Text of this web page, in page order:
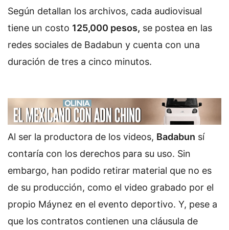
Según detallan los archivos, cada audiovisual
tiene un costo 125,000 pesos, se postea en las
redes sociales de Badabun y cuenta con una
duración de tres a cinco minutos.
Al ser la productora de los videos, Badabun sí
contaría con los derechos para su uso. Sin
embargo, han podido retirar material que no es
de su producción, como el video grabado por el
propio Máynez en el evento deportivo. Y, pese a
que los contratos contienen una cláusula de